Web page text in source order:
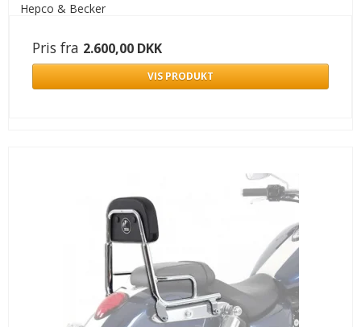
Hepco & Becker
Pris fra 2.600,00 DKK
VIS PRODUKT